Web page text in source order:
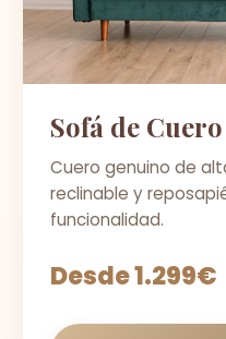
Sofá de
Cuero genuino de
reclinable y
funcionalidad.
Desde 1.299€